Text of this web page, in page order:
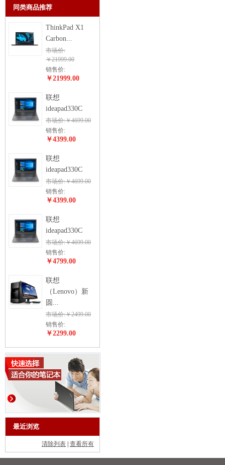
同类商品推荐
ThinkPad X1
Carbon...
市场价:
￥21999.00
销售价:
￥21999.00
联想
ideapad330C
市场价:￥4699.00
销售价:
￥4399.00
联想
ideapad330C
市场价:￥4699.00
销售价:
￥4399.00
联想
ideapad330C
市场价:￥4699.00
销售价:
￥4799.00
联想
（Lenovo）新
圆...
市场价:￥2499.00
销售价:
￥2299.00
最近浏览
清除列表 查看所有